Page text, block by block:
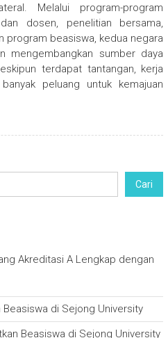
Melalui program-program
dosen, penelitian bersama,
program beasiswa, kedua negara
mengembangkan sumber daya
terdapat tantangan, kerja
peluang untuk kemajuan
Cari
Akreditasi A Lengkap dengan
di Sejong University
Beasiswa di Sejong University